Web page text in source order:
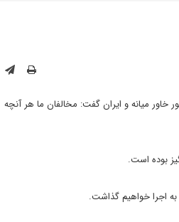
خاور میانه و ایران گفت: مخالفان ما هر آنچه
به اجرا خواهیم گذاشت.